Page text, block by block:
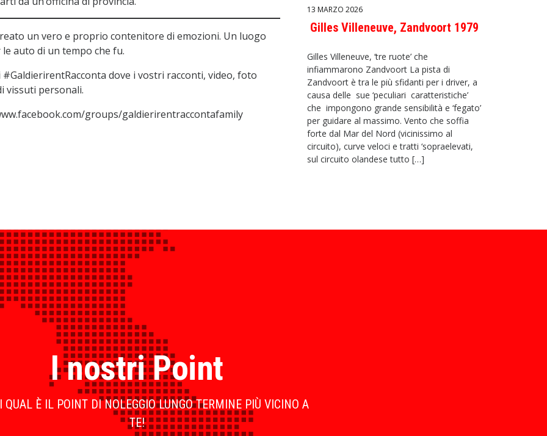
un vero e proprio contenitore di emozioni. Un luogo
auto di un tempo che fu.
dove i vostri racconti, video, foto
vissuti personali.
groups/galdierirentraccontafamily
13 MARZO 2026
Gilles Villeneuve, Zandvoort 1979
Gilles Villeneuve, ‘tre ruote’ che
infiammarono Zandvoort La pista di
Zandvoort è tra le più sfidanti per i driver, a
causa delle sue ‘peculiari caratteristiche’
che impongono grande sensibilità e ‘fegato’
per guidare al massimo. Vento che soffia
forte dal Mar del Nord (vicinissimo al
circuito), curve veloci e tratti ‘sopraelevati,
sul circuito olandese tutto […]
I nostri Point
QUAL È IL POINT DI NOLEGGIO LUNGO TERMINE PIÙ VICINO A
TE!